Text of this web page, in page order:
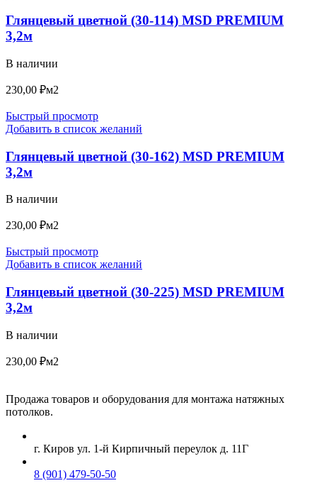
Глянцевый цветной (30-114) MSD PREMIUM
3,2м
В наличии
230,00 ₽м2
Быстрый просмотр
Добавить в список желаний
Глянцевый цветной (30-162) MSD PREMIUM
3,2м
В наличии
230,00 ₽м2
Быстрый просмотр
Добавить в список желаний
Глянцевый цветной (30-225) MSD PREMIUM
3,2м
В наличии
230,00 ₽м2
Продажа товаров и оборудования для монтажа натяжных
потолков.
г. Киров ул. 1-й Кирпичный переулок д. 11Г
8 (901) 479-50-50